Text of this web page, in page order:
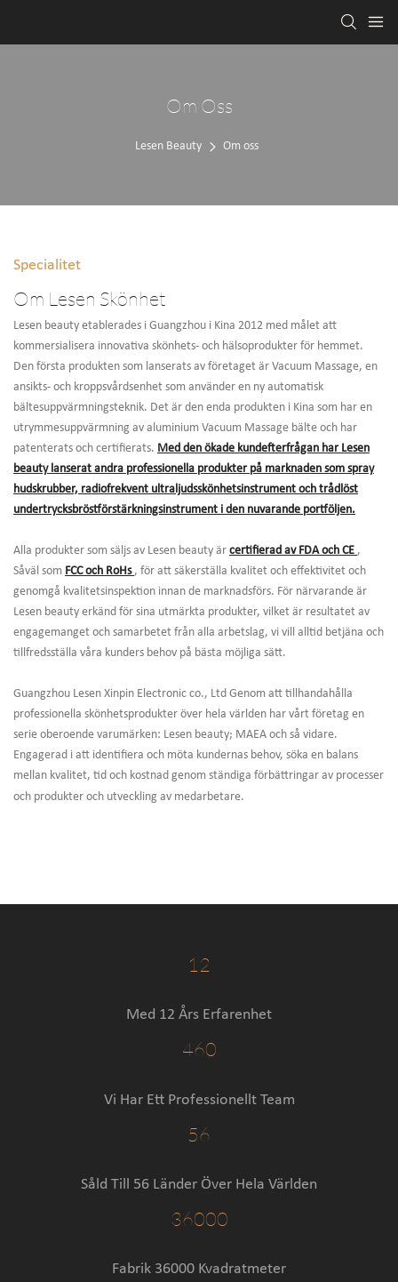
Om Oss
Lesen Beauty Om oss
Specialitet
Om Lesen Skönhet
Lesen beauty etablerades i Guangzhou i Kina 2012 med målet att
kommersialisera innovativa skönhets- och hälsoprodukter för hemmet.
Den första produkten som lanserats av företaget är Vacuum Massage, en
ansikts- och kroppsvårdsenhet som använder en ny automatisk
bältesuppvärmningsteknik. Det är den enda produkten i Kina som har en
utrymmesuppvärmning av aluminium Vacuum Massage bälte och har
patenterats och certifierats. Med den ökade kundefterfrågan har Lesen
beauty lanserat andra professionella produkter på marknaden som spray
hudskrubber, radiofrekvent ultraljudsskönhetsinstrument och trådlöst
undertrycksbröstförstärkningsinstrument i den nuvarande portföljen.
Alla produkter som säljs av Lesen beauty är certifierad av FDA och CE ,
Såväl som FCC och RoHs , för att säkerställa kvalitet och effektivitet och
genomgå kvalitetsinspektion innan de marknadsförs. För närvarande är
Lesen beauty erkänd för sina utmärkta produkter, vilket är resultatet av
engagemanget och samarbetet från alla arbetslag, vi vill alltid betjäna och
tillfredsställa våra kunders behov på bästa möjliga sätt.
Guangzhou Lesen Xinpin Electronic co., Ltd Genom att tillhandahålla
professionella skönhetsprodukter över hela världen har vårt företag en
serie oberoende varumärken: Lesen beauty; MAEA och så vidare.
Engagerad i att identifiera och möta kundernas behov, söka en balans
mellan kvalitet, tid och kostnad genom ständiga förbättringar av processer
och produkter och utveckling av medarbetare.
12
Med 12 Års Erfarenhet
460
Vi Har Ett Professionellt Team
56
Såld Till 56 Länder Över Hela Världen
36000
Fabrik 36000 Kvadratmeter